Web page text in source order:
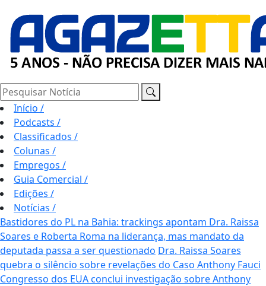
Pesquisar Notícia
Início /
Podcasts /
Classificados /
Colunas /
Empregos /
Guia Comercial /
Edições /
Notícias /
Bastidores do PL na Bahia: trackings apontam Dra. Raissa
Soares e Roberta Roma na liderança, mas mandato da
deputada passa a ser questionado Dra. Raissa Soares
quebra o silêncio sobre revelações do Caso Anthony Fauci
Congresso dos EUA conclui investigação sobre Anthony